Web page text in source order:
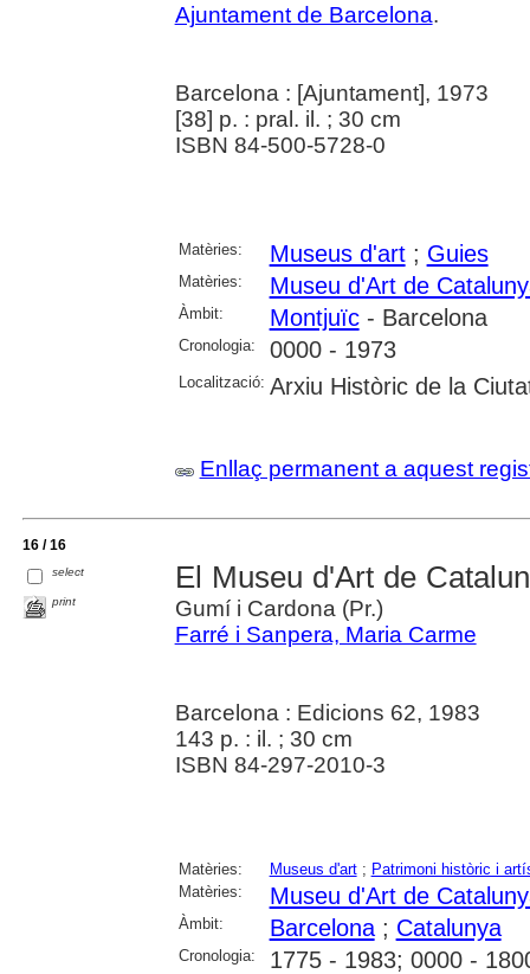
Ajuntament de Barcelona.
Barcelona : [Ajuntament], 1973
[38] p. : pral. il. ; 30 cm
ISBN 84-500-5728-0
Matèries: Museus d'art; Guies
Matèries: Museu d'Art de
Àmbit: Montjuïc- Barcelona
Cronologia: 0000 - 1973
Localització: Arxiu Històric de la
Enllaç permanent a aquest
16 / 16
select
print
El Museu d'Art de
Gumí i Cardona (Pr.)
Farré i Sanpera, Maria Carme
Barcelona : Edicions 62, 1983
143 p. : il. ; 30 cm
ISBN 84-297-2010-3
Matèries: Museus d'art; Patrimoni històric i
Matèries:
Museu d'Art de
Àmbit: Barcelona; Catalunya
Cronologia: 1775 - 1983; 0000 -